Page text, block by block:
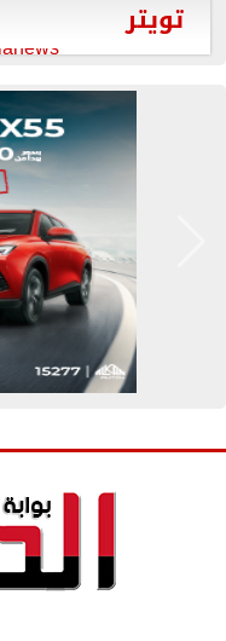
تويتر